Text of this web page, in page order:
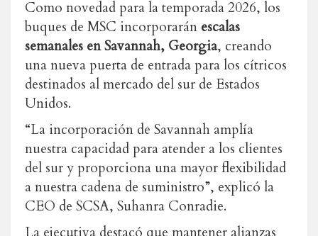
Como novedad para la temporada 2026, los
buques de MSC incorporarán escalas
semanales en Savannah, Georgia, creando
una nueva puerta de entrada para los cítricos
destinados al mercado del sur de Estados
Unidos.
“La incorporación de Savannah amplía
nuestra capacidad para atender a los clientes
del sur y proporciona una mayor flexibilidad
a nuestra cadena de suministro”, explicó la
CEO de SCSA, Suhanra Conradie.